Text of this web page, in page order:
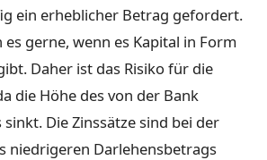
ein erheblicher Betrag gefordert.
es gerne, wenn es Kapital in Form
Daher ist das Risiko für die
die Höhe des von der Bank
Die Zinssätze sind bei der
niedrigeren Darlehensbetrags